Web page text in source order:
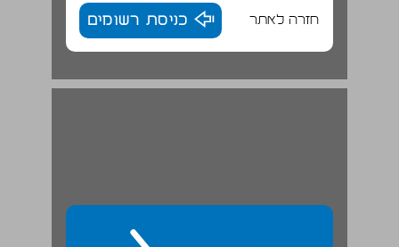
חזרה לאתר כניסת רשומים
תנאים צילומיים: בזיזה, ארכיונים, ודמות ה"מסתנן" ... 24